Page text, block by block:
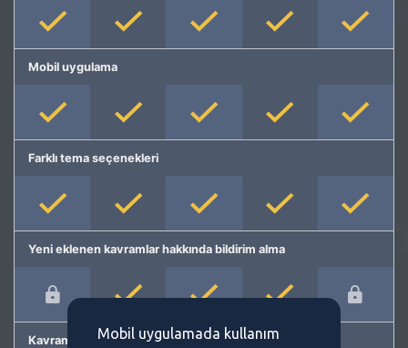
Mobil uygulama
Farklı tema seçenekleri
Yeni eklenen kavramlar hakkında bildirim alma
Kavram önermeMobil uygulamada kullanım